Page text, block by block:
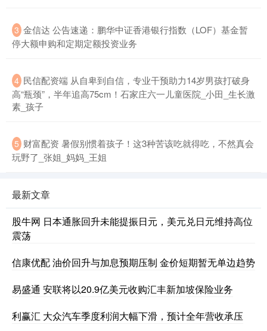
3 金信达 公告速递：鹏华中证香港银行指数（LOF）基金暂
停大额申购和定期定额投资业务
4 民信配资端 从自卑到自信，专业干预助力14岁男孩打破身
高“瓶颈”，半年追高75cm！石家庄六一儿童医院_小田_生长激
素_孩子
5 财富配资 暑假别惯着孩子！这3种苦该吃就得吃，不然真会
玩野了_张姐_妈妈_王姐
最新文章
股牛网 日本通胀回升未能提振日元，美元兑日元维持高位
震荡
信康优配 油价回升与加息预期压制 金价短期暂无单边趋势
易盛通 安联将以20.9亿美元收购汇丰新加坡保险业务
利赢汇 大众汽车季度利润大幅下滑，预计全年营收承压